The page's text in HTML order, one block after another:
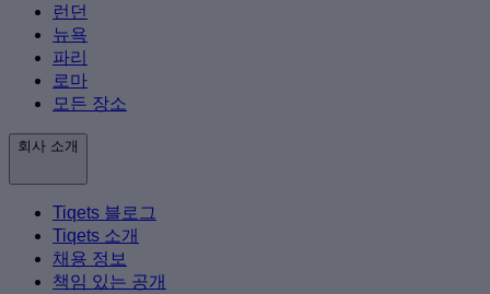
런던
뉴욕
파리
로마
모든 장소
회사 소개
Tiqets 블로그
Tiqets 소개
채용 정보
책임 있는 공개